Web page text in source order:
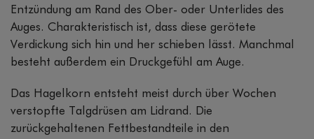
Entzündung am Rand des Ober- oder Unterlides des
Auges. Charakteristisch ist, dass diese gerötete
Verdickung sich hin und her schieben lässt. Manchmal
besteht außerdem ein Druckgefühl am Auge.
Das Hagelkorn entsteht meist durch über Wochen
verstopfte Talgdrüsen am Lidrand. Die
zurückgehaltenen Fettbestandteile in den